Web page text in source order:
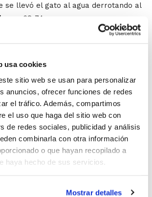
usa cookies
sitio web se usan para personalizar
anuncios, ofrecer funciones de redes
el tráfico. Además, compartimos
el uso que haga del sitio web con
de redes sociales, publicidad y análisis
combinarla con otra información
o que hayan recopilado a
haya hecho de sus servicios.
Mostrar detalles
se llevó el gato al agua derrotando al
por 68-74.
Masculino IR 2ª Zonal:
IR 2ª Zonal:NB Torrent B 74–82
d'Alcoi
IR 2ª Zonal:
68